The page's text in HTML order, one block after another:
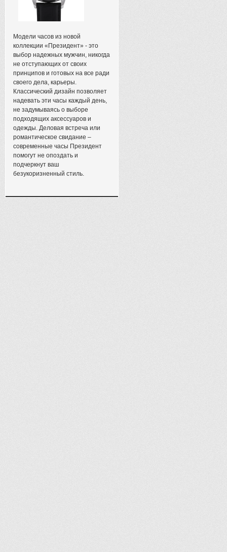
Модели часов из новой
коллекции «Президент» - это
выбор надежных мужчин, никогда
не отступающих от своих
принципов и готовых на все ради
своего дела, карьеры.
Классический дизайн позволяет
надевать эти часы каждый день,
не задумываясь о выборе
подходящих аксессуаров и
одежды. Деловая встреча или
романтическое свидание –
современные часы Президент
помогут не опоздать и
подчеркнут ваш
безукоризненный стиль.